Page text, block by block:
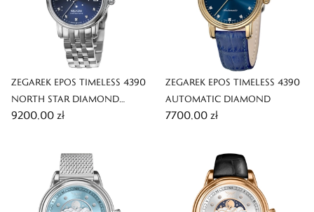
ZEGAREK EPOS TIMELESS 4390
NORTH STAR DIAMOND
AUTOMATIC
9200,00 zł
ZEGAREK EPOS TIMELESS 4390
AUTOMATIC DIAMOND
7700,00 zł